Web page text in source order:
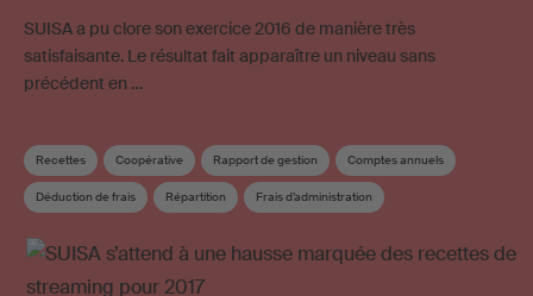
SUISA a pu clore son exercice 2016 de manière très
satisfaisante. Le résultat fait apparaître un niveau sans
précédent en …
Recettes Coopérative Rapport de gestion Comptes annuels
Déduction de frais Répartition Frais d’administration